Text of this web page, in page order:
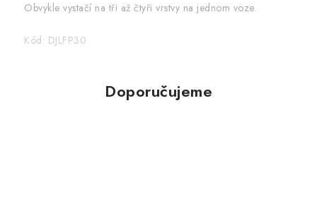
Obvykle vystačí na tři až čtyři vrstvy na jednom voze.
Kód: DJLFP30
Doporučujeme